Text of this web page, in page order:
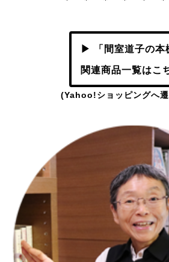
▶ 「間室道子の本
関連商品一覧はこ
(Yahoo!ショッピングへ